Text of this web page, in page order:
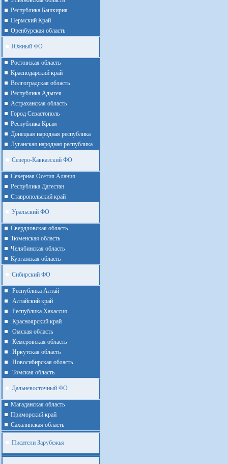
Республика Башкирия
Пермский Край
Оренбурская область
Южный ФО
Ростовская область
Краснодарский край
Волгоградская область
Республика Адыгея
Астраханская область
Город Севастополь
Республика Крым
Донецкая народная республика
Луганская народная республика
Северо-Кавказский ФО
Северная Осетия Алания
Республика Дагестан
Ставропольский край
Уральский ФО
Cвердловская область
Тюменская область
Челябинская область
Курганская область
Сибирский ФО
Республика Алтай
Алтайcкий край
Республика Хакассия
Красноярский край
Омская область
Кемеровская область
Иркутская область
Новосибирская область
Томская область
Дальневосточный ФО
Магаданская область
Приморский край
Cахалинская область
Писатели Зарубежья